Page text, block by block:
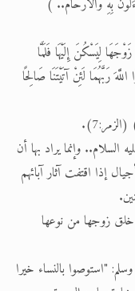
بِهِ وَالْأَرْحَامَ.. )
لِيَسْكُنَ إِلَيْهَا فَلَمَّا
رَبَّهُمَا لَئِنْ آتَيْتَنَا صَالِحًا
السلام.. وإنما يراد بها أن
إذا اقتفت آثار آبائهم
خلق زوجها من نوعها
"استوصوا بالنساء خيرا